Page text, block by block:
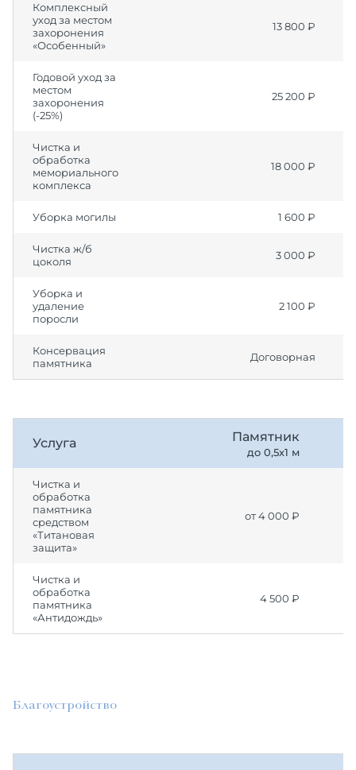
Комплексный
уход за местом
захоронения
«Особенный»
13 800 ₽
Годовой уход за
местом
захоронения
(-25%)
25 200 ₽
Чистка и
обработка
мемориального
комплекса
18 000 ₽
Уборка могилы 1 600 ₽
Чистка ж/б
цоколя
3 000 ₽
Уборка и
удаление
поросли
2 100 ₽
Консервация
памятника
Договорная
Услуга Памятник
до 0,5х1 м
Чистка и
обработка
памятника
средством
«Титановая
защита»
от 4 000 ₽
Чистка и
обработка
памятника
«Антидождь»
4 500 ₽
Благоустройство